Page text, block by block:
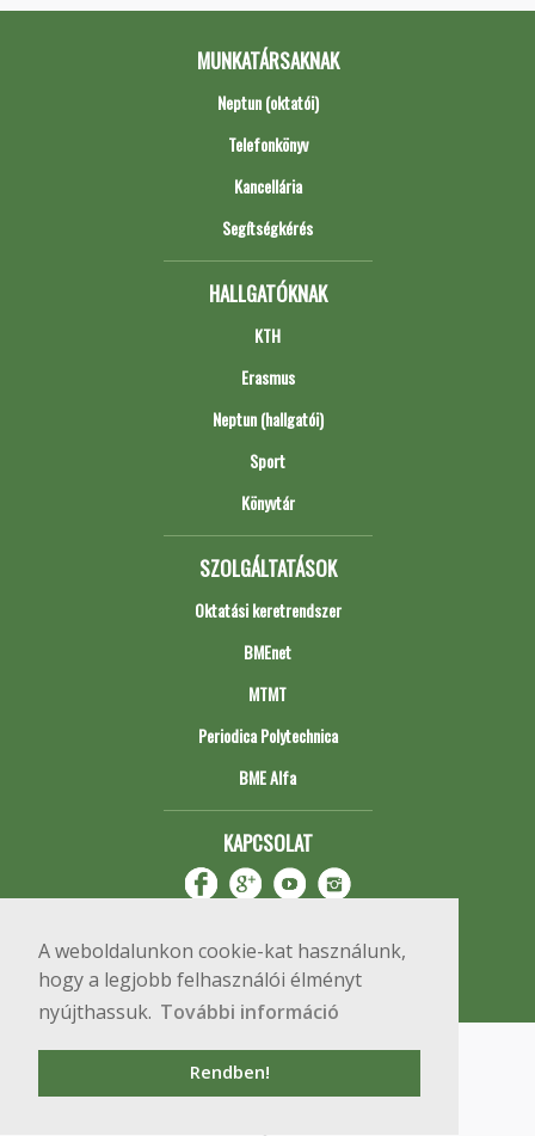
A weboldalunkon cookie-kat használunk,
hogy a legjobb felhasználói élményt
nyújthassuk. További információ
Rendben!
MUNKATÁRSAKNAK
Neptun (oktatói)
Telefonkönyv
Kancellária
Segítségkérés
HALLGATÓKNAK
KTH
Erasmus
Neptun (hallgatói)
Sport
Könyvtár
SZOLGÁLTATÁSOK
Oktatási keretrendszer
BMEnet
MTMT
Periodica Polytechnica
BME Alfa
KAPCSOLAT
Copyright © 2020 BME Építőmérnöki Kar
1111 Budapest, Műegyetem rkp. 3.